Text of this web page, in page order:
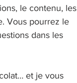
le contenu, les
Vous pourrez le
dans les
et je vous